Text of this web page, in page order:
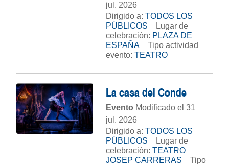
jul. 2026
Dirigido a: TODOS LOS
PÚBLICOS
Lugar de
celebración: PLAZA DE
ESPAÑA
Tipo actividad
evento: TEATRO
La casa del Conde
Evento Modificado el 31
jul. 2026
Dirigido a: TODOS LOS
PÚBLICOS
Lugar de
celebración: TEATRO
JOSEP CARRERAS
Tipo